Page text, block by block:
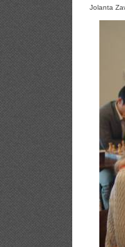
Jolanta